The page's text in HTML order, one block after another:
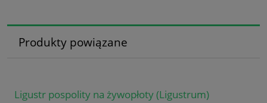
Produkty powiązane
Ligustr pospolity na żywopłoty (Ligustrum)